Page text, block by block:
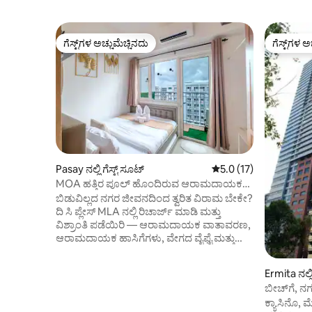
ಗೆಸ್ಟ್‌ಗಳ ಅಚ್ಚುಮೆಚ್ಚಿನದು
ಗೆಸ್ಟ್‌ಗಳ ಅಚ್ಚುಮೆಚ್ಚಿನದು
Pasay ನಲ್ಲಿ ಗೆಸ್ಟ್ ಸೂಟ್ 5 ರಲ್ಲಿ 5.0 ಸರಾಸರಿ
5.0 (17)
MOA ಹತ್ತಿರ ಪೂಲ್ ಹೊಂದಿರುವ ಆರಾಮದಾಯಕ
1BR ಸ್ಟೇಕೇಶನ್ | ದಿ ಸಿ ಪ್ಲೇಸ್
ಬಿಡುವಿಲ್ಲದ ನಗರ ಜೀವನದಿಂದ ತ್ವರಿತ ವಿರಾಮ ಬೇಕೇ?
ದಿ ಸಿ ಪ್ಲೇಸ್ MLA ನಲ್ಲಿ ರಿಚಾರ್ಜ್ ಮಾಡಿ ಮತ್ತು
ವಿಶ್ರಾಂತಿ ಪಡೆಯಿರಿ — ಆರಾಮದಾಯಕ ವಾತಾವರಣ,
ಆರಾಮದಾಯಕ ಹಾಸಿಗೆಗಳು, ವೇಗದ ವೈಫೈ ಮತ್ತು
ಗೆಸ್ಟ್‌ಗಳ
ಗೆಸ್ಟ್‌ಗಳ
Ermita
ಬೀಚ್‌ಗೆ,
ನಿಲ್ದಾಣದ